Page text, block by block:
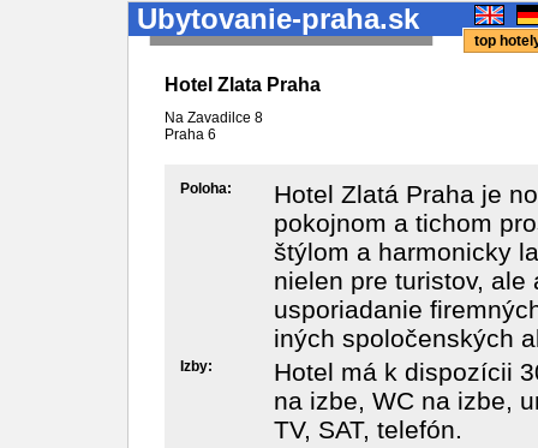
Ubytovanie-praha.sk
top
Hotel Zlata Praha
Na Zavadilce 8
Praha 6
Poloha:
Hotel Zlatá Praha je
pokojnom a tichom
štýlom a harmonicky
nielen pre turistov,
usporiadanie
iných spoločenských
Izby:
Hotel má k dispozícii
na izbe, WC na izbe,
TV, SAT, telefón.